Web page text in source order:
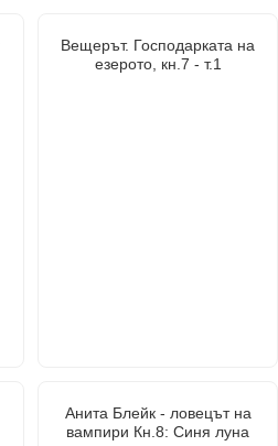
Вещерът. Господарката на
езерото, кн.7 - т.1
Анита Блейк - ловецът на
вампири Кн.8: Синя луна